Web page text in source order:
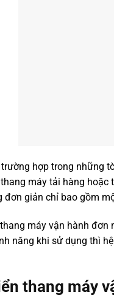
hợp trong những
máy tải hàng
đơn giản chỉ bao gồm
máy vận hành đơn
năng khi sử dụng thì
thang máy